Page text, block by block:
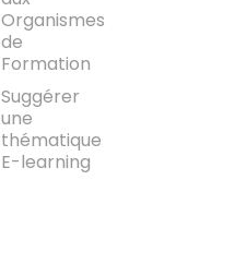
Organismes
de
Formation
Suggérer
une
thématique
E-learning